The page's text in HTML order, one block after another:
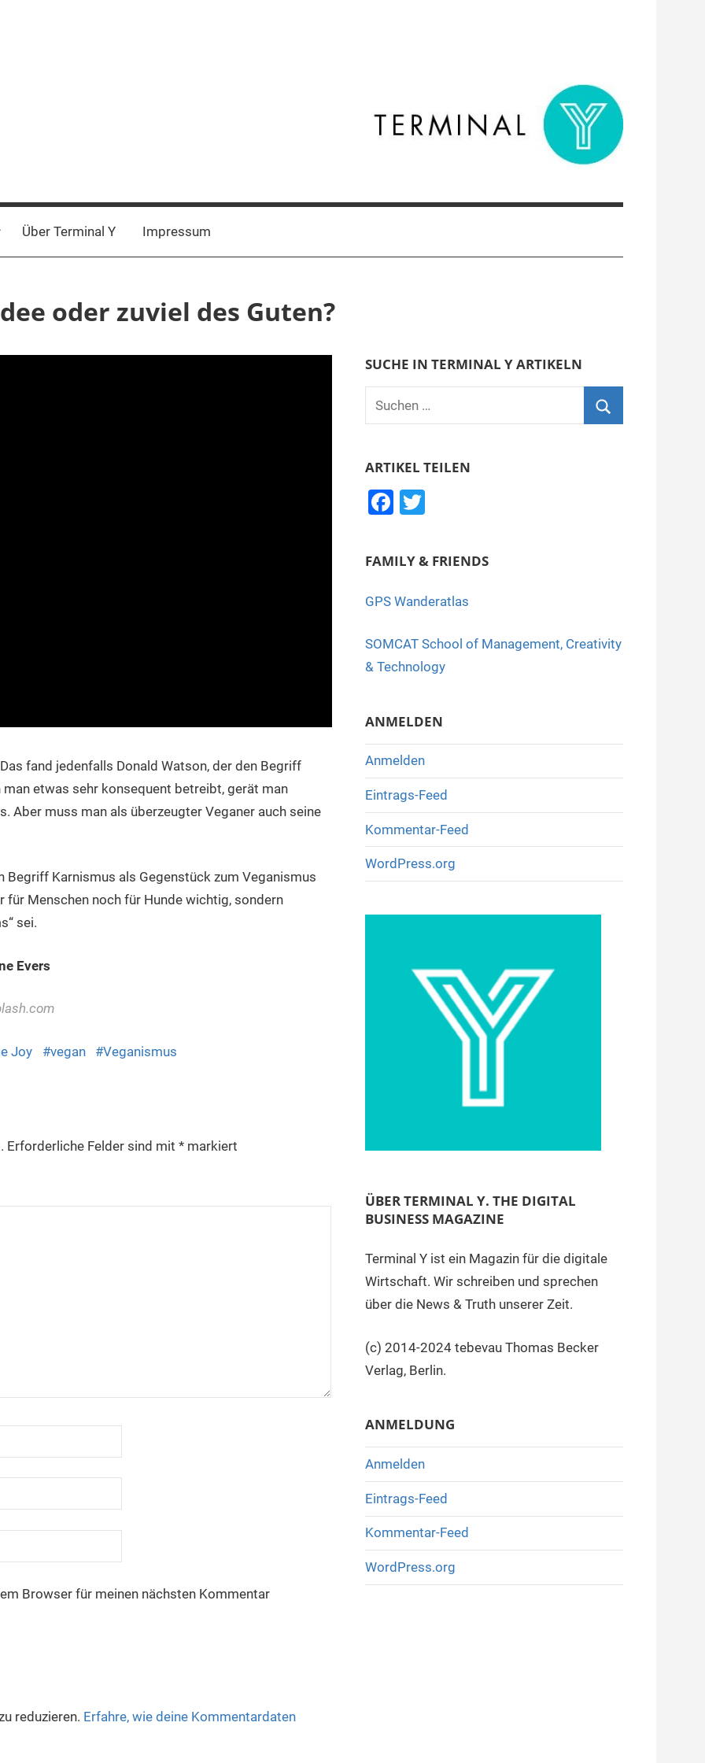
Über Terminal Y Impressum
oder zuviel des Guten?
fand jedenfalls Donald Watson, der den Begriff
etwas sehr konsequent betreibt, gerät man
Aber muss man als überzeugter Veganer auch seine
Begriff Karnismus als Gegenstück zum Veganismus
für Menschen noch für Hunde wichtig, sondern
sei.
Evers
Joy vegan Veganismus
Erforderliche Felder sind mit *markiert
Browser für meinen nächsten Kommentar
reduzieren. Erfahre, wie deine Kommentardaten
SUCHE IN TERMINAL Y ARTIKELN
Suchen
nach:
ARTIKEL TEILEN
F
c
b
o
k
T
tt
FAMILY & FRIENDS
GPS Wanderatlas
SOMCAT School of Management, Creativity
& Technology
ANMELDEN
Anmelden
Eintrags-Feed
Kommentar-Feed
WordPress.org
ÜBER TERMINAL Y. THE DIGITAL
BUSINESS MAGAZINE
Terminal Y ist ein Magazin für die digitale
Wirtschaft. Wir schreiben und sprechen
über die News & Truth unserer Zeit.
(c) 2014-2024 tebevau Thomas Becker
Verlag, Berlin.
ANMELDUNG
Anmelden
Eintrags-Feed
Kommentar-Feed
WordPress.org